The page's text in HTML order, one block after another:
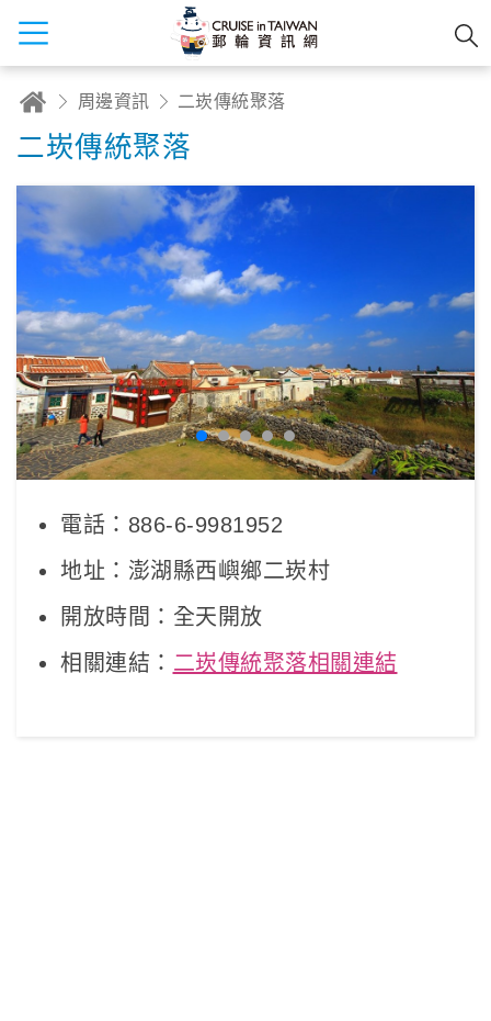
周邊資訊 二崁傳統聚落
二崁傳統聚落
電話：886-6-9981952
地址：澎湖縣西嶼鄉二崁村
開放時間：全天開放
相關連結： 二崁傳統聚落相關連結